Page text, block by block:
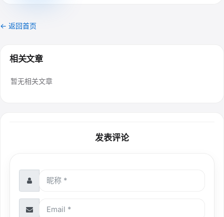
← 返回首页
相关文章
暂无相关文章
发表评论